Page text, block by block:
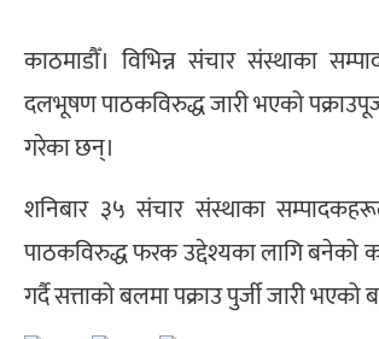
काठमाडौँ। विभिन्न संचार संस्थाका
दलभूषण पाठकविरुद्ध जारी भएको
गरेका छन्।
शनिबार ३५ संचार संस्थाका सम्पादकहरूले
पाठकविरुद्ध फरक उद्देश्यका लागि बनेको
गर्दै सत्ताको बलमा पक्राउ पुर्जी जारी